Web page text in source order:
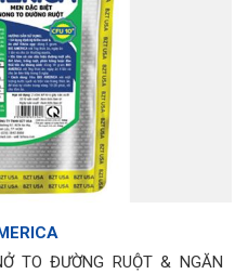
TO ĐƯỜNG RUỘT & NGĂN